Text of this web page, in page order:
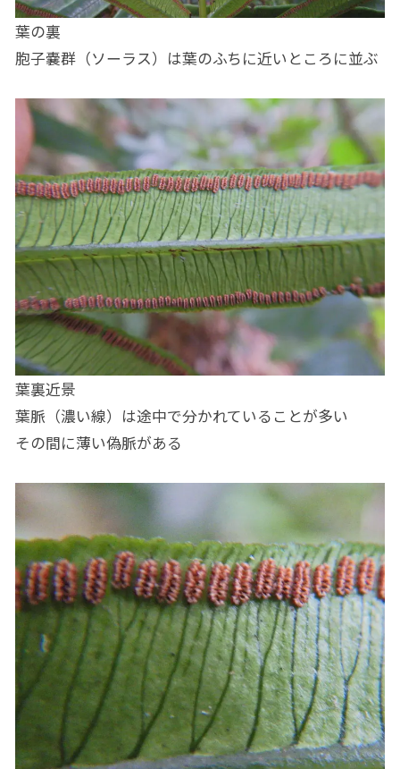
葉の裏
胞子嚢群（ソーラス）は葉のふちに近いところに並ぶ
葉裏近景
葉脈（濃い線）は途中で分かれていることが多い
その間に薄い偽脈がある